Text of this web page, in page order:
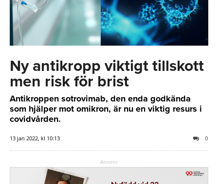
Ny antikropp viktigt tillskott
men risk för brist
Antikroppen sotrovimab, den enda godkända
som hjälper mot omikron, är nu en viktig resurs i
covidvården.
13 jan 2022, kl 10:13 0
Annons